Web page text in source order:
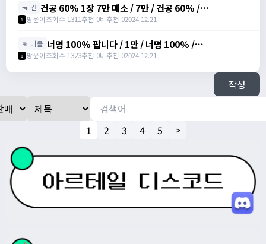
🔫 건 건공 60% 1장 7만 메소 / 7만 / 건공 60% /
https://open.kakao.com/o/szTBqf6g
1 팡윤이조회수 1311추천 0비추천 02024.12.21
👊 너클 너명 100% 팝니다 / 1만 / 너명 100% /
https://open.kakao.com/o/szTBqf6g
1 팡윤이조회수 1323추천 0비추천 02024.12.21
작성
1 2 3 4 5 >